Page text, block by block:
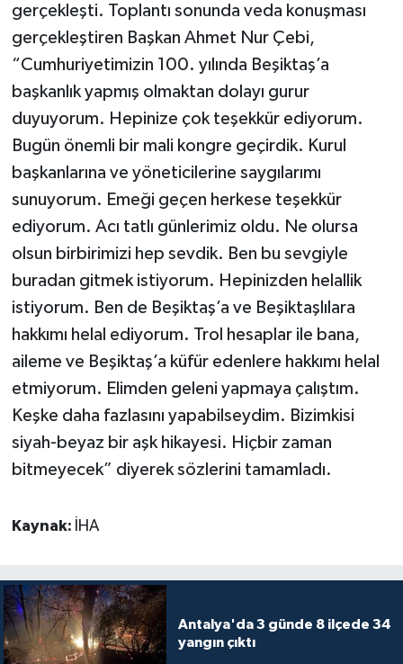
gerçekleşti. Toplantı sonunda veda konuşması
gerçekleştiren Başkan Ahmet Nur Çebi,
“Cumhuriyetimizin 100. yılında Beşiktaş’a
başkanlık yapmış olmaktan dolayı gurur
duyuyorum. Hepinize çok teşekkür ediyorum.
Bugün önemli bir mali kongre geçirdik. Kurul
başkanlarına ve yöneticilerine saygılarımı
sunuyorum. Emeği geçen herkese teşekkür
ediyorum. Acı tatlı günlerimiz oldu. Ne olursa
olsun birbirimizi hep sevdik. Ben bu sevgiyle
buradan gitmek istiyorum. Hepinizden helallik
istiyorum. Ben de Beşiktaş’a ve Beşiktaşlılara
hakkımı helal ediyorum. Trol hesaplar ile bana,
aileme ve Beşiktaş’a küfür edenlere hakkımı helal
etmiyorum. Elimden geleni yapmaya çalıştım.
Keşke daha fazlasını yapabilseydim. Bizimkisi
siyah-beyaz bir aşk hikayesi. Hiçbir zaman
bitmeyecek” diyerek sözlerini tamamladı.
Kaynak: İHA
Antalya'da 3 günde 8 ilçede 34
yangın çıktı
Turizm
Yaşam